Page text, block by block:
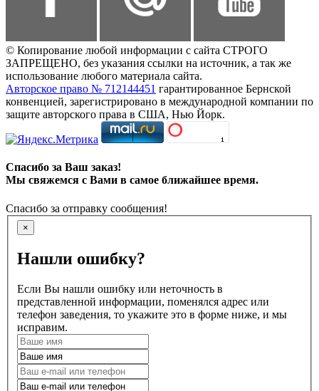
© Копирование любой информации с сайта СТРОГО
ЗАПРЕЩЕНО, без указания ссылки на источник, а так же
использование любого материала сайта.
Авторское право № 712144451 гарантированное Бернской
конвенцией, зарегистрировано в международной компании по
защите авторского права в США, Нью Йорк.
Спасибо за Ваш заказ!
Мы свяжемся с Вами в самое ближайшее время.
Спасибо за отправку сообщения!
×
Нашли ошибку?
Если Вы нашли ошибку или неточность в
представленной информации, поменялся адрес или
телефон заведения, то укажите это в форме ниже, и мы
исправим.